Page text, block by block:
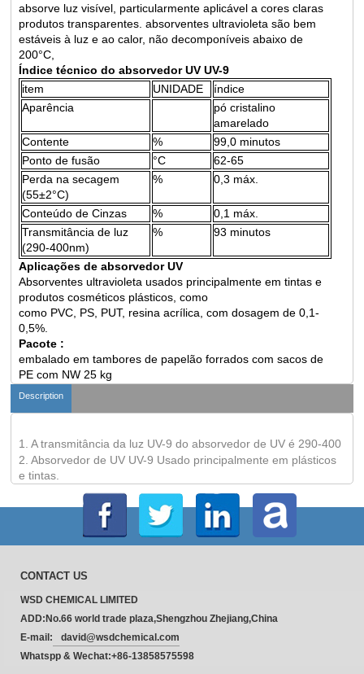
absorve luz visível, particularmente aplicável a cores claras
produtos transparentes. absorventes ultravioleta são bem
estáveis ​​à luz e ao calor, não decomponíveis abaixo de
200°C,
Índice técnico do absorvedor UV UV-9
item
UNIDADE
índice
Aparência
pó cristalino
amarelado
Contente
%
99,0 minutos
Ponto de fusão
°C
62-65
Perda na secagem
(55±2°C)
% 0,3 máx.
Conteúdo de Cinzas %
0,1 máx.
Transmitância de luz
(290-400nm)
% 93 minutos
Aplicações de absorvedor UV
Absorventes ultravioleta usados ​​principalmente em tintas e
produtos cosméticos plásticos, como
como PVC, PS, PUT, resina acrílica, com dosagem de 0,1-
0,5%.
Pacote :
embalado em tambores de papelão forrados com sacos de
PE com NW 25 kg
Description
1. A transmitância da luz UV-9 do absorvedor de UV é 290-400
2. Absorvedor de UV UV-9 Usado principalmente em plásticos
e tintas.
CONTACT US
WSD CHEMICAL LIMITED
ADD:No.66 world trade plaza,Shengzhou Zhejiang,China
E-mail:
david@wsdchemical.com
Whatspp & Wechat:+86-13858575598